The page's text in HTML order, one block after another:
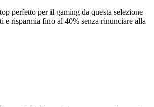
perfetto per il gaming da questa selezione
e risparmia fino al 40% senza rinunciare alla